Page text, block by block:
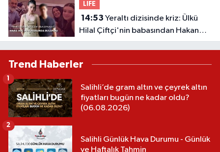
LIFE
14:53
Hilal Çiftçi'nin babasından Hakan
Çelebi ve OnTalent Menajerlik
Trend Haberler
Salihli’de gram altın ve çeyrek altın
fiyatları bugün ne kadar oldu?
(06.08.2026)
1
Salihli Günlük Hava Durumu - Günlük
ve Haftalık Tahmin
2